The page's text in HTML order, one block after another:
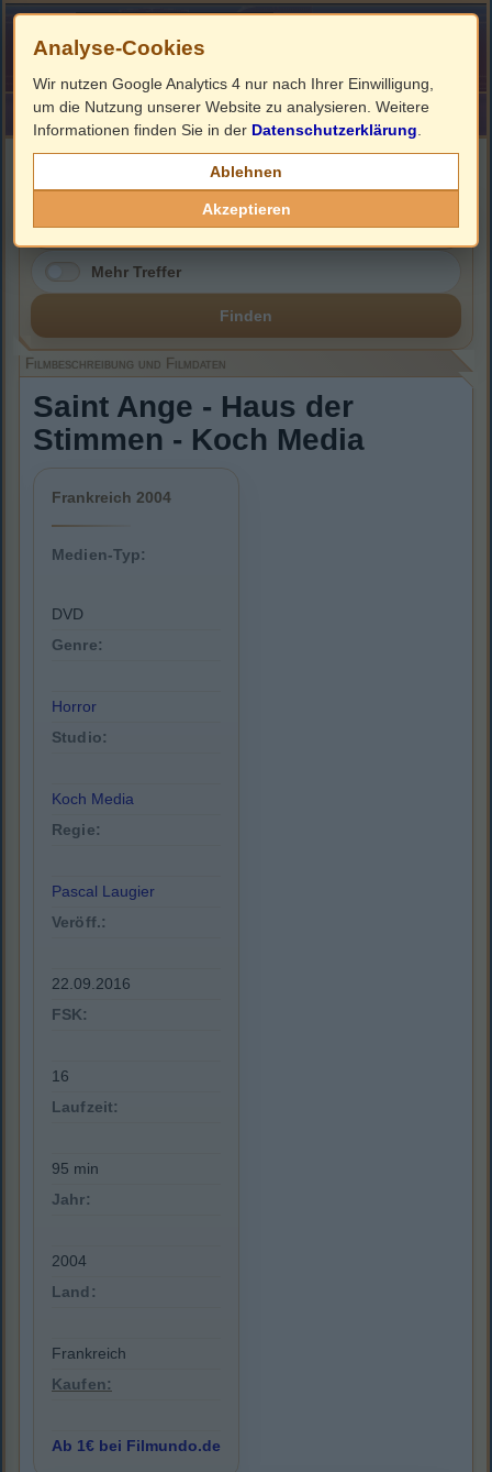
HOME ImpressumLinks
Filmbeschreibung, Cover & DVD Infos
Mehr Treffer
Finden
Filmbeschreibung und Filmdaten
Saint Ange - Haus der
Stimmen - Koch Media
Frankreich 2004
Medien-Typ:
DVD
Genre:
Horror
Studio:
Koch Media
Regie:
Pascal Laugier
Veröff.:
22.09.2016
FSK:
16
Laufzeit:
95 min
Jahr:
2004
Land:
Frankreich
Kaufen:
Ab 1€ bei Filmundo.de
Analyse-Cookies
Wir nutzen Google Analytics 4 nur nach Ihrer Einwilligung,
um die Nutzung unserer Website zu analysieren. Weitere
Informationen finden Sie in der Datenschutzerklärung
Ablehnen
Akzeptieren